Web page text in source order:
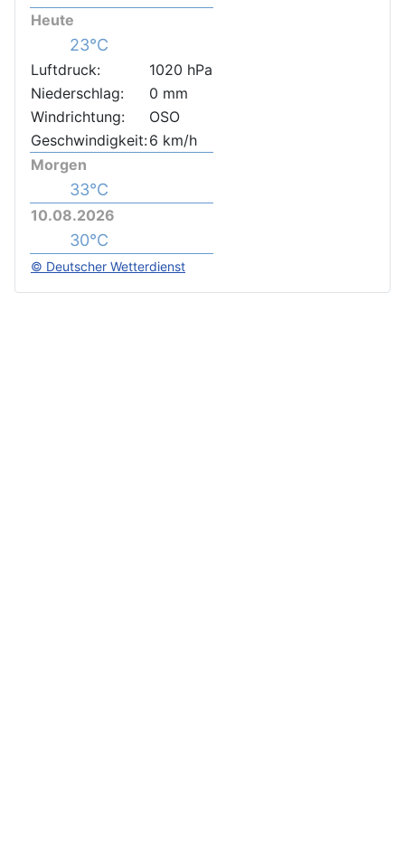
Heute
23°C
Luftdruck:
1020 hPa
Niederschlag:
0 mm
Windrichtung:
OSO
Geschwindigkeit:6 km/h
Morgen
33°C
10.08.2026
30°C
© Deutscher Wetterdienst